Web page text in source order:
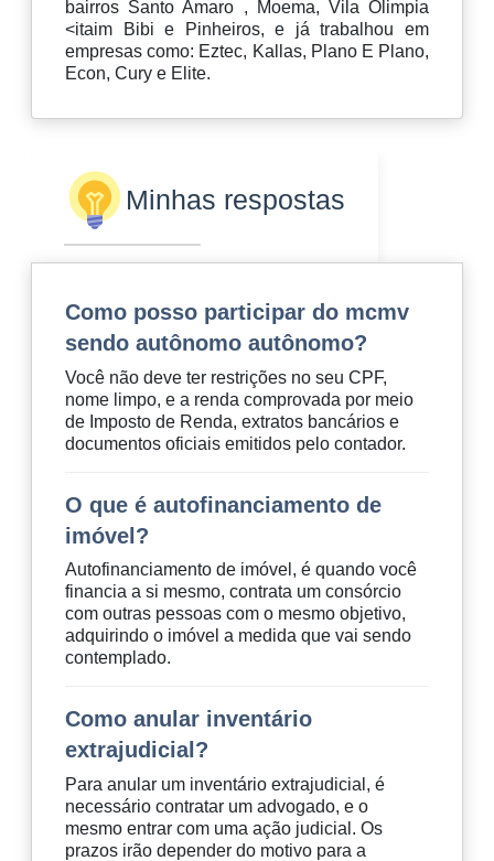
bairros Santo Amaro , Moema, Vila Olimpia
<itaim Bibi e Pinheiros, e já trabalhou em
empresas como: Eztec, Kallas, Plano E Plano,
Econ, Cury e Elite.
Minhas respostas
Como posso participar do mcmv
sendo autônomo autônomo?
Você não deve ter restrições no seu CPF,
nome limpo, e a renda comprovada por meio
de Imposto de Renda, extratos bancários e
documentos oficiais emitidos pelo contador.
O que é autofinanciamento de
imóvel?
Autofinanciamento de imóvel, é quando você
financia a si mesmo, contrata um consórcio
com outras pessoas com o mesmo objetivo,
adquirindo o imóvel a medida que vai sendo
contemplado.
Como anular inventário
extrajudicial?
Para anular um inventário extrajudicial, é
necessário contratar um advogado, e o
mesmo entrar com uma ação judicial. Os
prazos irão depender do motivo para a